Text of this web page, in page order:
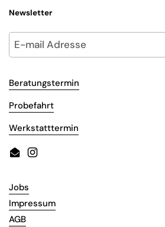
Newsletter
Beratungstermin
Probefahrt
Werkstatttermin
EmailInstagram
Jobs
Impressum
AGB